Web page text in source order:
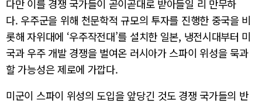
다만 이를 경쟁 국가들이 곧이곧대로 받아들일 리 만무하
다. 우주군을 위해 천문학적 규모의 투자를 진행한 중국을 비
롯해 자위대에 ‘우주작전대’를 설치한 일본, 냉전시대부터 미
국과 우주 개발 경쟁을 벌여온 러시아가 스파이 위성을 묵과
할 가능성은 제로에 가깝다.
미군이 스파이 위성의 도입을 앞당긴 것도 경쟁 국가들의 반